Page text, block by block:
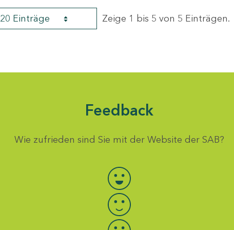
20 Einträge Zeige 1 bis 5 von 5 Einträgen.
Feedback
Wie zufrieden sind Sie mit der Website der SAB?
Bewertung auswählen